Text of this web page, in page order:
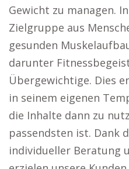
Gewicht zu managen.
Zielgruppe aus
gesunden
darunter
Übergewichtige. Dies
in seinem eigenen
die Inhalte dann zu
passendsten ist. Dank
individueller Beratung